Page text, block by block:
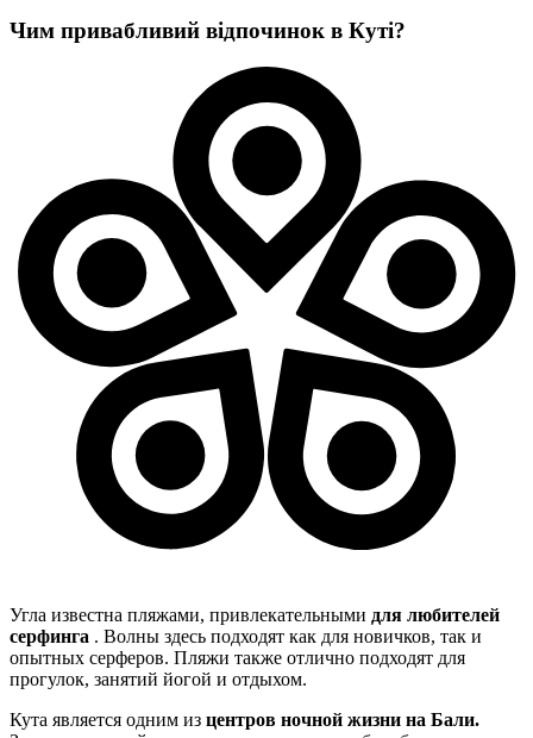
Чим привабливий відпочинок в Куті?
Угла известна пляжами, привлекательными для любителей
серфинга . Волны здесь подходят как для новичков, так и
опытных серферов. Пляжи также отлично подходят для
прогулок, занятий йогой и отдыхом.
Кута является одним из центров ночной жизни на Бали.